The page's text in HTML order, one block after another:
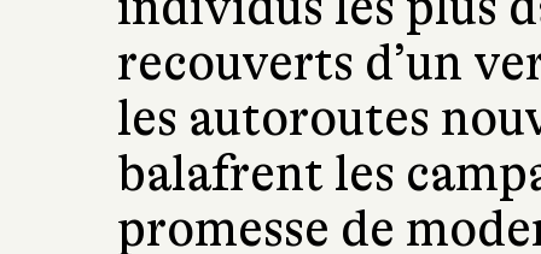
recouverts d’un
les autoroutes
balafrent les
promesse de